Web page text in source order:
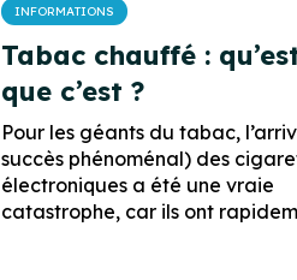
INFORMATIONS
Tabac chauffé :
que c’est ?
Pour les géants du tabac,
succès phénoménal) des
électroniques a été une vraie
catastrophe, car ils ont